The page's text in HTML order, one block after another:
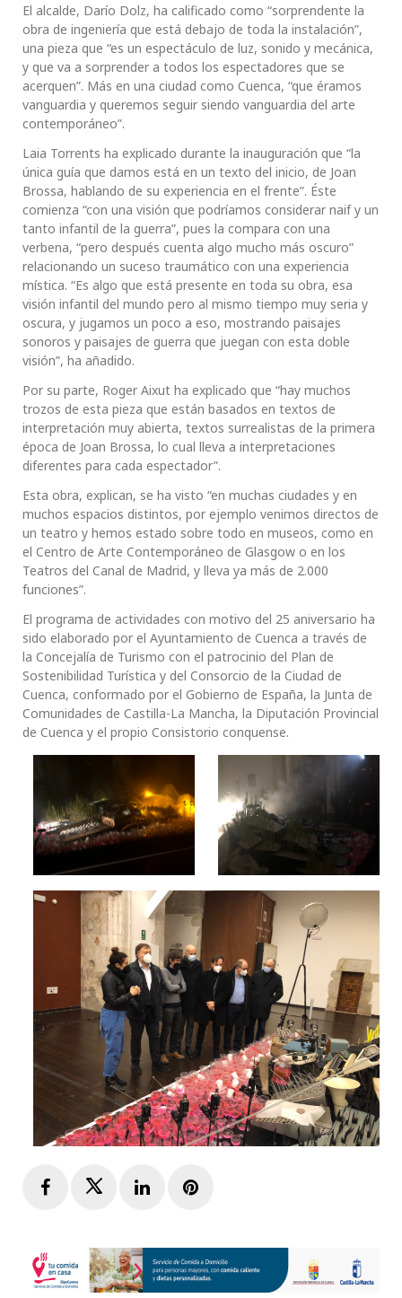
El alcalde, Darío Dolz, ha calificado como “sorprendente la
obra de ingeniería que está debajo de toda la instalación”,
una pieza que “es un espectáculo de luz, sonido y mecánica,
y que va a sorprender a todos los espectadores que se
acerquen”. Más en una ciudad como Cuenca, “que éramos
vanguardia y queremos seguir siendo vanguardia del arte
contemporáneo”.
Laia Torrents ha explicado durante la inauguración que “la
única guía que damos está en un texto del inicio, de Joan
Brossa, hablando de su experiencia en el frente”. Éste
comienza “con una visión que podríamos considerar naif y un
tanto infantil de la guerra”, pues la compara con una
verbena, “pero después cuenta algo mucho más oscuro”
relacionando un suceso traumático con una experiencia
mística. “Es algo que está presente en toda su obra, esa
visión infantil del mundo pero al mismo tiempo muy seria y
oscura, y jugamos un poco a eso, mostrando paisajes
sonoros y paisajes de guerra que juegan con esta doble
visión”, ha añadido.
Por su parte, Roger Aixut ha explicado que “hay muchos
trozos de esta pieza que están basados en textos de
interpretación muy abierta, textos surrealistas de la primera
época de Joan Brossa, lo cual lleva a interpretaciones
diferentes para cada espectador”.
Esta obra, explican, se ha visto “en muchas ciudades y en
muchos espacios distintos, por ejemplo venimos directos de
un teatro y hemos estado sobre todo en museos, como en
el Centro de Arte Contemporáneo de Glasgow o en los
Teatros del Canal de Madrid, y lleva ya más de 2.000
funciones”.
El programa de actividades con motivo del 25 aniversario ha
sido elaborado por el Ayuntamiento de Cuenca a través de
la Concejalía de Turismo con el patrocinio del Plan de
Sostenibilidad Turística y del Consorcio de la Ciudad de
Cuenca, conformado por el Gobierno de España, la Junta de
Comunidades de Castilla-La Mancha, la Diputación Provincial
de Cuenca y el propio Consistorio conquense.
FacebookTwitterLinkedInPinterest